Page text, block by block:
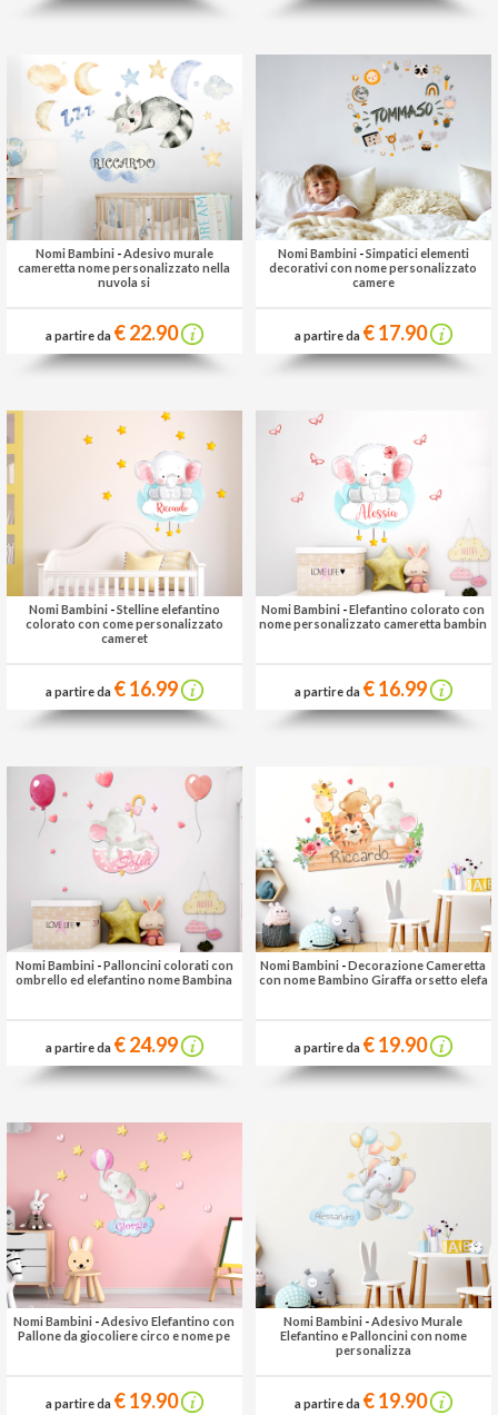
Nomi Bambini -Adesivo murale
cameretta nome personalizzato nella
nuvola si
a partire da € 22.90
Nomi Bambini -Simpatici elementi
decorativi con nome personalizzato
camere
a partire da € 17.90
Nomi Bambini -Stelline elefantino
colorato con come personalizzato
cameret
a partire da € 16.99
Nomi Bambini -Elefantino colorato con
nome personalizzato cameretta bambin
a partire da € 16.99
Nomi Bambini -Palloncini colorati con
ombrello ed elefantino nome Bambina
a partire da € 24.99
Nomi Bambini -Decorazione Cameretta
con nome Bambino Giraffa orsetto elefa
a partire da € 19.90
Nomi Bambini -Adesivo Elefantino con
Pallone da giocoliere circo e nome pe
a partire da € 19.90
Nomi Bambini -Adesivo Murale
Elefantino e Palloncini con nome
personalizza
a partire da € 19.90